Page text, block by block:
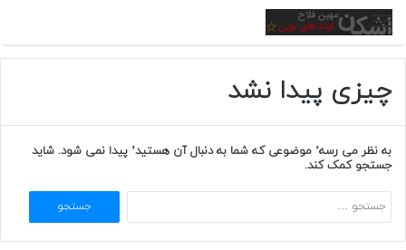
منو
چیزی پیدا نشد
به نظر می رسه’ موضوعی که شما به دنبال آن هستید’ پیدا نمی شود. شاید
جستجو کمک کند.
برای: